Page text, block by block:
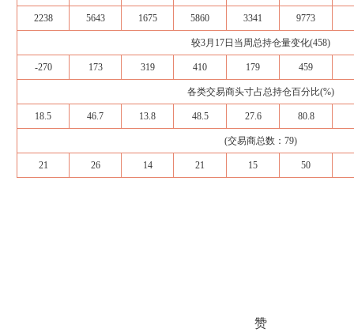
2238 5643 1675 5860 3341 9773
较3月17日当周总持仓量变化(458)
-270 173 319 410 179 459
各类交易商头寸占总持仓百分比(%)
18.5 46.7 13.8 48.5 27.6 80.8
(交易商总数：79)
21 26 14 21 15 50
赞